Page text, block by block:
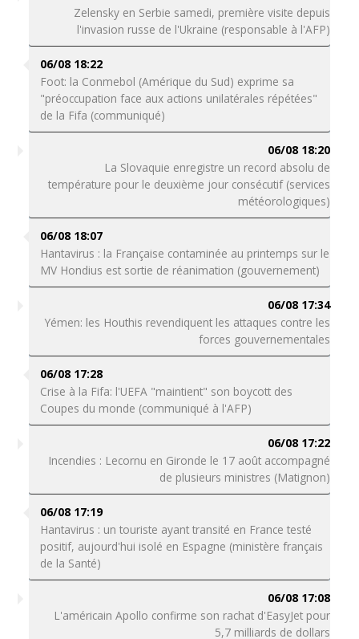
Zelensky en Serbie samedi, première visite depuis
l'invasion russe de l'Ukraine (responsable à l'AFP)
06/08 18:22
Foot: la Conmebol (Amérique du Sud) exprime sa
"préoccupation face aux actions unilatérales répétées"
de la Fifa (communiqué)
06/08 18:20
La Slovaquie enregistre un record absolu de
température pour le deuxième jour consécutif (services
météorologiques)
06/08 18:07
Hantavirus : la Française contaminée au printemps sur le
MV Hondius est sortie de réanimation (gouvernement)
06/08 17:34
Yémen: les Houthis revendiquent les attaques contre les
forces gouvernementales
06/08 17:28
Crise à la Fifa: l'UEFA "maintient" son boycott des
Coupes du monde (communiqué à l'AFP)
06/08 17:22
Incendies : Lecornu en Gironde le 17 août accompagné
de plusieurs ministres (Matignon)
06/08 17:19
Hantavirus : un touriste ayant transité en France testé
positif, aujourd'hui isolé en Espagne (ministère français
de la Santé)
06/08 17:08
L'américain Apollo confirme son rachat d'EasyJet pour
5,7 milliards de dollars